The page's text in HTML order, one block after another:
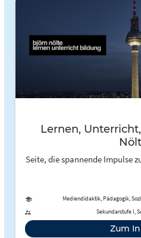
Lernen,
Seite, die spannende Impulse
Mediendidaktik, Pädagogik,
Sekundarstufe I,
Zum